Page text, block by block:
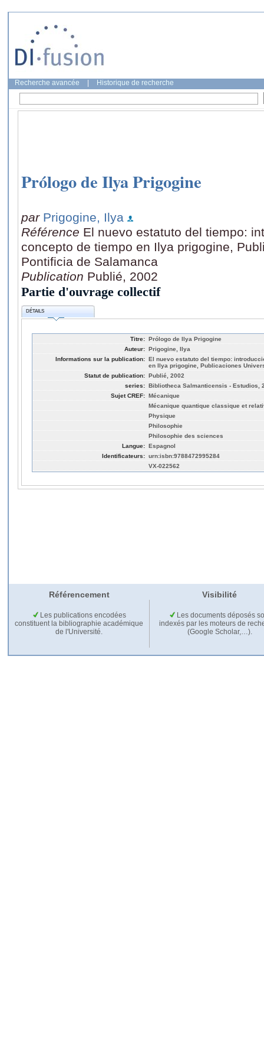
Recherche avancée Historique de recherche
Prólogo de Ilya Prigogine
par Prigogine, Ilya
Référence El nuevo estatuto del tiempo:
concepto de tiempo en Ilya prigogine,
Pontificia de Salamanca
Publication Publié, 2002
Partie d'ouvrage collectif
DÉTAILS
Titre: Prólogo de Ilya Prigogine
Auteur: Prigogine, Ilya
Informations sur la publication: El nuevo estatuto del tiempo:
en Ilya prigogine, Publicaciones
Statut de publication: Publié, 2002
series: Bibliotheca Salmanticensis - Estudios,
Sujet CREF: Mécanique
Mécanique quantique classique et
Physique
Philosophie
Philosophie des sciences
Langue: Espagnol
Identificateurs: urn:isbn:9788472995284
VX-022562
Référencement Visibilité
Les publications encodées
constituent la bibliographie académique
de l'Université.
Les documents déposés
indexés par les moteurs de
(Google Scholar,…).